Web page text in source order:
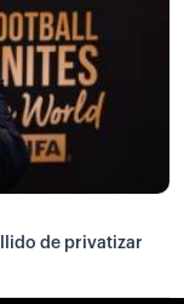
de privatizar